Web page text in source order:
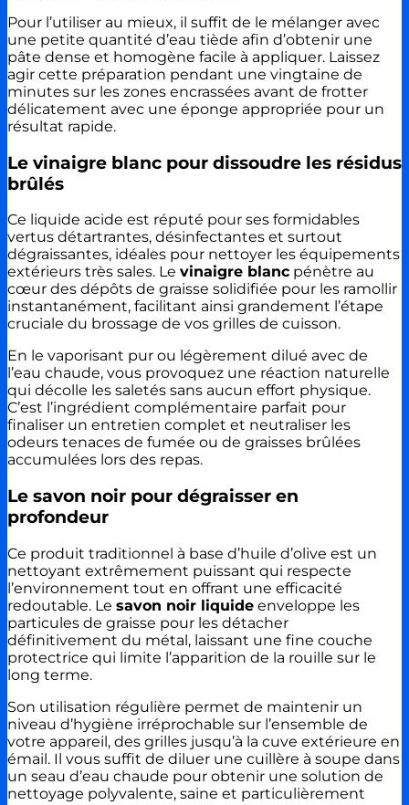
Pour l’utiliser au mieux, il suffit de le mélanger avec
une petite quantité d’eau tiède afin d’obtenir une
pâte dense et homogène facile à appliquer. Laissez
agir cette préparation pendant une vingtaine de
minutes sur les zones encrassées avant de frotter
délicatement avec une éponge appropriée pour un
résultat rapide.
Le vinaigre blanc pour dissoudre les résidus
brûlés
Ce liquide acide est réputé pour ses formidables
vertus détartrantes, désinfectantes et surtout
dégraissantes, idéales pour nettoyer les équipements
extérieurs très sales. Le vinaigre blanc pénètre au
cœur des dépôts de graisse solidifiée pour les ramollir
instantanément, facilitant ainsi grandement l’étape
cruciale du brossage de vos grilles de cuisson.
En le vaporisant pur ou légèrement dilué avec de
l’eau chaude, vous provoquez une réaction naturelle
qui décolle les saletés sans aucun effort physique.
C’est l’ingrédient complémentaire parfait pour
finaliser un entretien complet et neutraliser les
odeurs tenaces de fumée ou de graisses brûlées
accumulées lors des repas.
Le savon noir pour dégraisser en
profondeur
Ce produit traditionnel à base d’huile d’olive est un
nettoyant extrêmement puissant qui respecte
l’environnement tout en offrant une efficacité
redoutable. Le savon noir liquide enveloppe les
particules de graisse pour les détacher
définitivement du métal, laissant une fine couche
protectrice qui limite l’apparition de la rouille sur le
long terme.
Son utilisation régulière permet de maintenir un
niveau d’hygiène irréprochable sur l’ensemble de
votre appareil, des grilles jusqu’à la cuve extérieure en
émail. Il vous suffit de diluer une cuillère à soupe dans
un seau d’eau chaude pour obtenir une solution de
nettoyage polyvalente, saine et particulièrement